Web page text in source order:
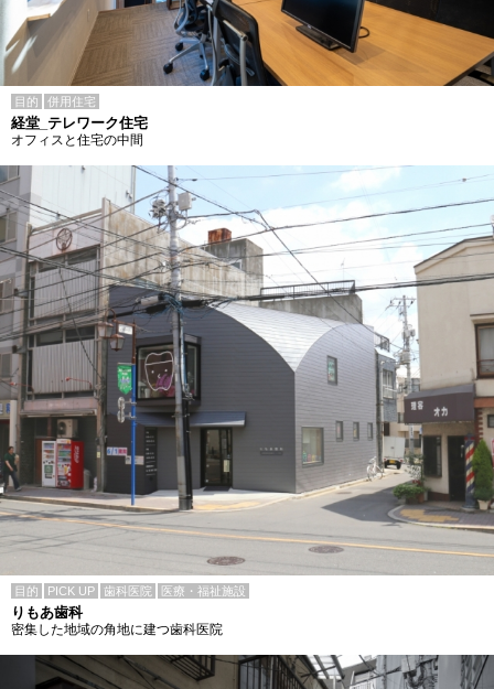
目的 併用住宅
経堂_テレワーク住宅
オフィスと住宅の中間
目的 PICK UP 歯科医院 医療・福祉施設
りもあ歯科
密集した地域の角地に建つ歯科医院